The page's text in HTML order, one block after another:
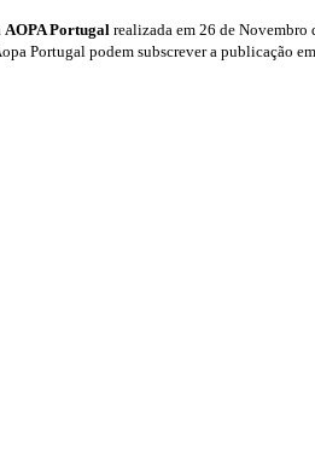
AOPA Portugal realizada em 26 de Novembro
Portugal podem subscrever a publicação